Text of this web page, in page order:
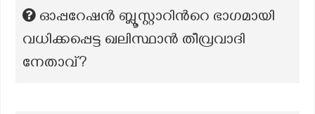
ഓപ്പറേഷൻ ബ്ലൂസ്റ്റാറിന്‍റെ ഭാഗമായി
വധിക്കപ്പെട്ട ഖലിസ്ഥാൻ തീവ്രവാദി
നേതാവ്?